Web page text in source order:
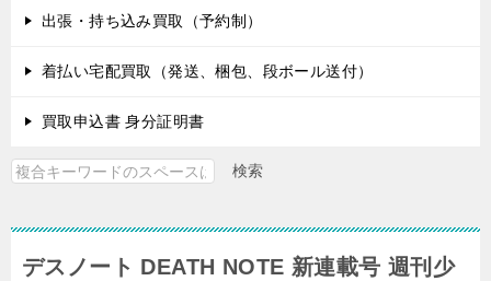
出張・持ち込み買取（予約制）
着払い宅配買取（発送、梱包、段ボール送付）
買取申込書 身分証明書
検
検索
デスノート DEATH NOTE 新連載号 週刊少